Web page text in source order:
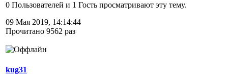
0 Пользователей и 1 Гость просматривают эту тему.
09 Мая 2019, 14:14:44
Прочитано 9562 раз
kug31